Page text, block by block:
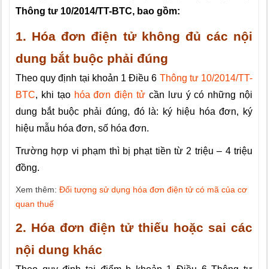
Thông tư 10/2014/TT-BTC, bao gồm:
1. Hóa đơn điện tử không đủ các nội
dung bắt buộc phải đúng
Theo quy định tại khoản 1 Điều 6 Thông tư 10/2014/TT-
BTC, khi tạo hóa đơn điện tử cần lưu ý có những nội
dung bắt buộc phải đúng, đó là: ký hiệu hóa đơn, ký
hiệu mẫu hóa đơn, số hóa đơn.
Trường hợp vi phạm thì bị phạt tiền từ 2 triệu – 4 triệu
đồng.
Xem thêm: Đối tượng sử dụng hóa đơn điện tử có mã của cơ
quan thuế
2. Hóa đơn điện tử thiếu hoặc sai các
nội dung khác